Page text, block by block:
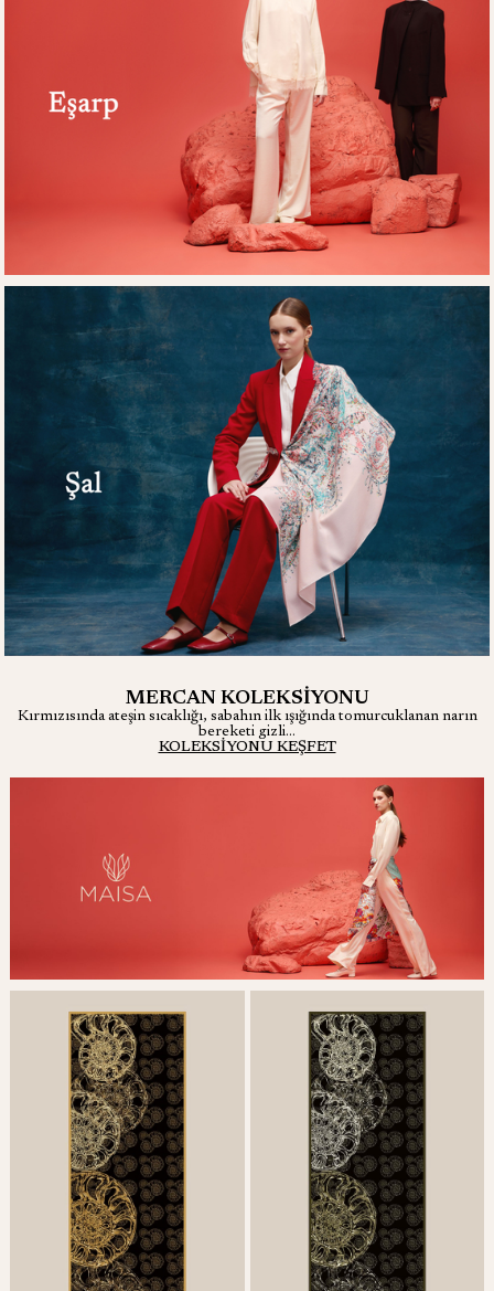
MERCAN KOLEKSİYONU
Kırmızısında ateşin sıcaklığı, sabahın ilk ışığında tomurcuklanan narın
bereketi gizli...
KOLEKSİYONU KEŞFET